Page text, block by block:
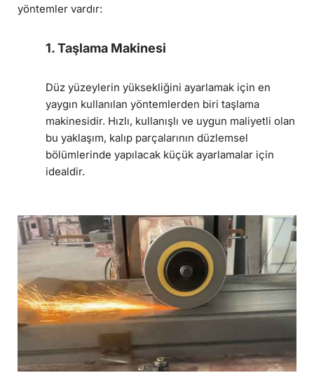
yöntemler vardır:
1. Taşlama Makinesi
Düz yüzeylerin yüksekliğini ayarlamak için en
yaygın kullanılan yöntemlerden biri taşlama
makinesidir. Hızlı, kullanışlı ve uygun maliyetli olan
bu yaklaşım, kalıp parçalarının düzlemsel
bölümlerinde yapılacak küçük ayarlamalar için
idealdir.